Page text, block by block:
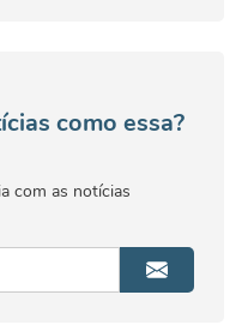
como essa?
com as notícias